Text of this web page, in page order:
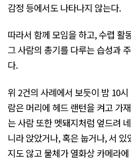
감정 등에서도 나타나지 않는다.
따라서 함께 모임을 하고, 수렵 활
그 사람의 총기를 다루는 습성과
다.
위 2건의 사례에서 보듯이 밤 10
람은 머리에 헤드 랜턴을 켜고 가
는 사람 또한 멧돼지처럼 엎드려
니라 앉았거나, 혹은 눕거나, 서
지도 않고 물체가 열화상 카메라